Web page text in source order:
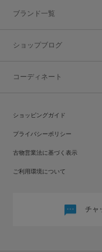
ブランド一覧
ショップブログ
コーディネート
ショッピングガイド
プライバシーポリシー
古物営業法に基づく表示
ご利用環境について
チャ